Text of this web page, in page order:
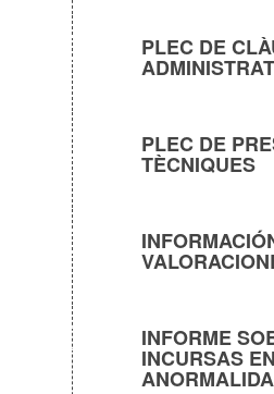
PLEC DE
PLEC DE
TÈCNIQUES
INFORME
INCURSAS